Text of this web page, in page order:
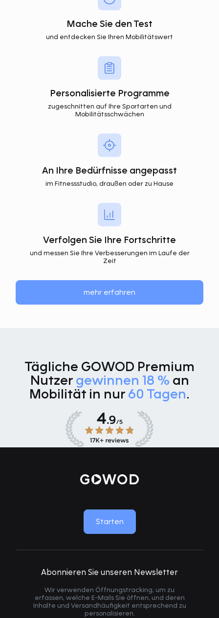
Mache Sie den Test
und entdecken Sie Ihren Mobilitätswert
Personalisierte Programme
zugeschnitten auf Ihre Sportarten und
Mobilitätsschwächen
An Ihre Bedürfnisse angepasst
im Fitnessstudio, draußen oder zu Hause
Verfolgen Sie Ihre Fortschritte
und messen Sie Ihre Verbesserungen im Laufe der
Zeit
mehr erfahren
Tägliche GOWOD Premium
Nutzer gewinnen 18 % an
Mobilität in nur 60 Tagen.
Starten
Abonnieren Sie unseren Newsletter
Wir verwenden Öffnungstracking, um zu
erfassen, welche E-Mails Sie öffnen, und deren
Inhalte und Versandhäufigkeit entsprechend zu
personalisieren.